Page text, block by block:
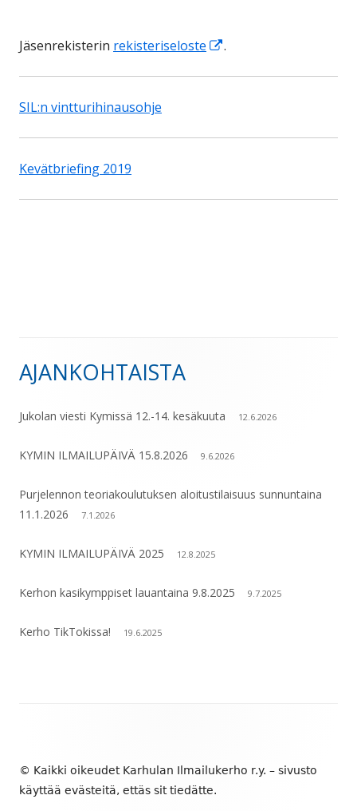
Jäsenrekisterin rekisteriseloste
Avautuu
.
SIL:n vintturihinausohje
Kevätbriefing 2019
Sivupalkki
AJANKOHTAISTA
Jukolan viesti Kymissä 12.-14. kesäkuuta 12.6.2026
KYMIN ILMAILUPÄIVÄ 15.8.2026 9.6.2026
Purjelennon teoriakoulutuksen aloitustilaisuus sunnuntaina
11.1.2026
7.1.2026
KYMIN ILMAILUPÄIVÄ 2025 12.8.2025
Kerhon kasikymppiset lauantaina 9.8.2025 9.7.2025
Kerho TikTokissa! 19.6.2025
© Kaikki oikeudet Karhulan Ilmailukerho r.y. – sivusto
käyttää evästeitä, ettäs sit tiedätte.